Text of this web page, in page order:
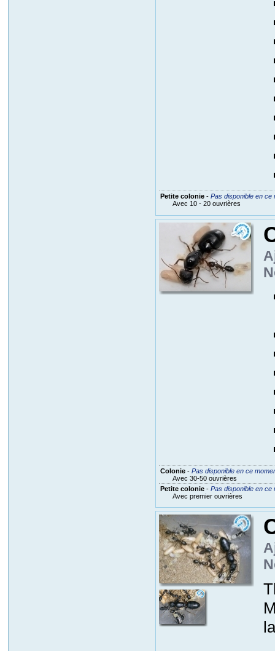
Petite colonie- Pas disponible en ce
Avec 10 - 20 ouvrières
Colonie- Pas disponible en ce
Avec 30-50 ouvrières
Petite colonie- Pas disponible en ce
Avec premier ouvrières